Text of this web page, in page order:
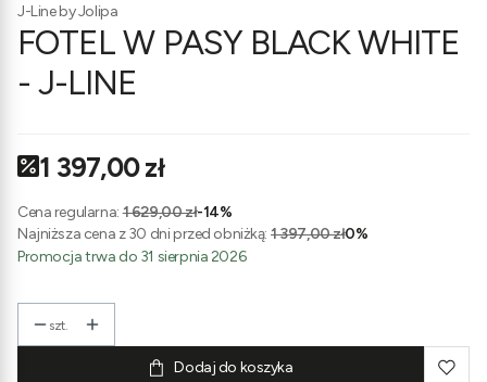
J-Line by Jolipa
FOTEL W PASY BLACK WHITE
- J-LINE
1 397,00 zł
Cena regularna: 1 629,00 zł-14%
Najniższa cena z 30 dni przed obniżką: 1 397,00 zł0%
Promocja trwa do 31 sierpnia 2026
szt.
Dodaj do koszyka